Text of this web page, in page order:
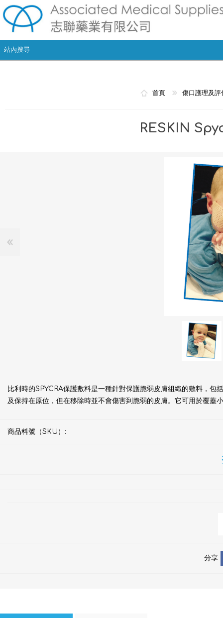
首頁 傷口護理及評
RESKIN
比利時的SPYCRA保護敷料是一種針對保護脆弱皮膚組織的敷料，
及保持在原位，但在移除時並不會傷害到脆弱的皮膚。它可用於覆蓋
商品料號（SKU）:
分享